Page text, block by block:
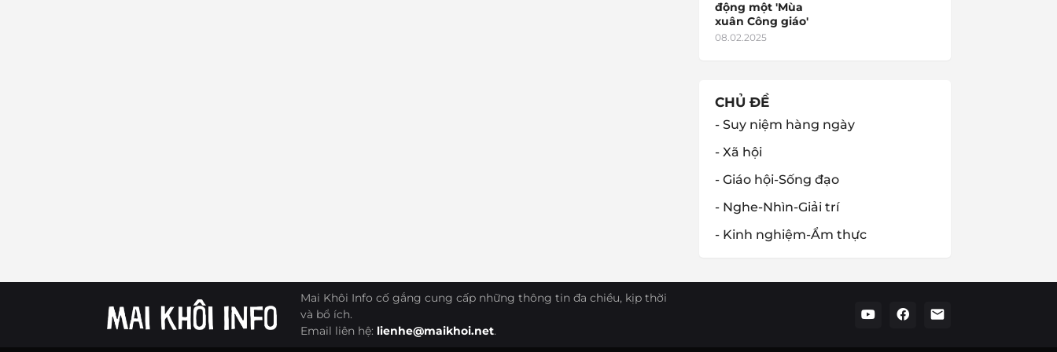
động một 'Mùa
xuân Công giáo'
08.02.2025
CHỦ ĐỀ
- Suy niệm hàng ngày
- Xã hội
- Giáo hội-Sống đạo
- Nghe-Nhìn-Giải trí
- Kinh nghiệm-Ẩm thực
Mai Khôi Info cố gắng cung cấp những thông tin đa chiều, kịp thời
và bổ ích.
Email liên hệ: lienhe@maikhoi.net.